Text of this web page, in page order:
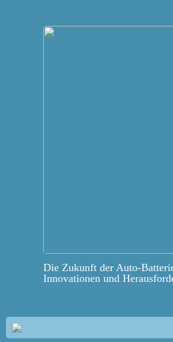
Die Zukunft der Auto-
Innovationen und